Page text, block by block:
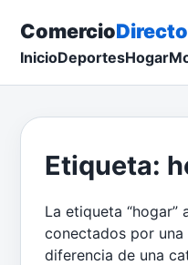
ComercioDirecto
InicioDeportesHogar
Etiqueta:
La etiqueta “hogar”
conectados por
diferencia de una